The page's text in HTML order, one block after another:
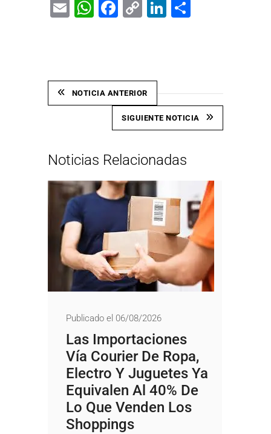
EmailWhatsApp
Facebook
CopyLinkedIn
NOTICIA ANTERIOR
SIGUIENTE NOTICIA
Noticias Relacionadas
Publicado el 06/08/2026
Las Importaciones
Vía Courier De Ropa,
Electro Y Juguetes Ya
Equivalen Al 40% De
Lo Que Venden Los
Shoppings